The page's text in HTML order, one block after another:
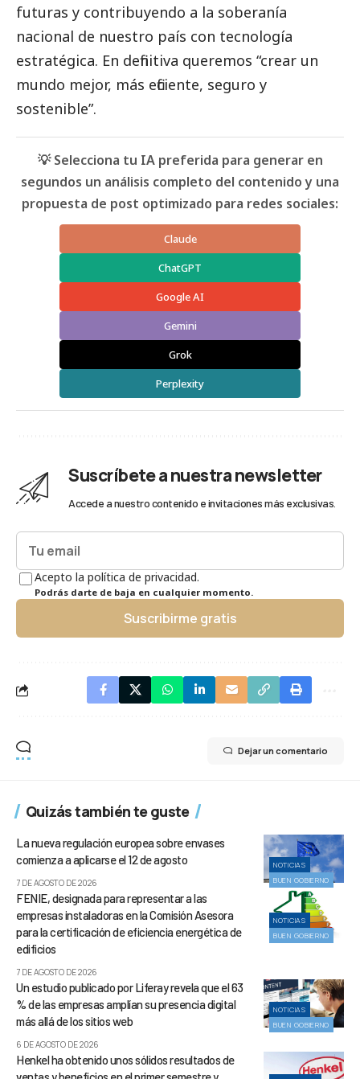
futuras y contribuyendo a la soberanía
nacional de nuestro país con tecnología
estratégica. En definitiva queremos “crear un
mundo mejor, más eficiente, seguro y
sostenible”.
💡 Selecciona tu IA preferida para generar en
segundos un análisis completo del contenido y una
propuesta de post optimizado para redes sociales:
Claude
ChatGPT
Google AI
Gemini
Grok
Perplexity
Suscríbete a nuestra newsletter
Accede a nuestro contenido e invitaciones más exclusivas.
Acepto la política de privacidad.
Podrás darte de baja en cualquier momento.
Suscribirme gratis
Dejar un comentario
Quizás también te guste
NOTICIAS
BUEN GOBIERNO
La nueva regulación europea sobre envases
comienza a aplicarse el 12 de agosto
7 DE AGOSTO DE 2026
NOTICIAS
BUEN GOBIERNO
FENIE, designada para representar a las
empresas instaladoras en la Comisión Asesora
para la certificación de eficiencia energética de
edificios
7 DE AGOSTO DE 2026
NOTICIAS
BUEN GOBIERNO
Un estudio publicado por Liferay revela que el 63
% de las empresas amplían su presencia digital
más allá de los sitios web
6 DE AGOSTO DE 2026
Henkel ha obtenido unos sólidos resultados de